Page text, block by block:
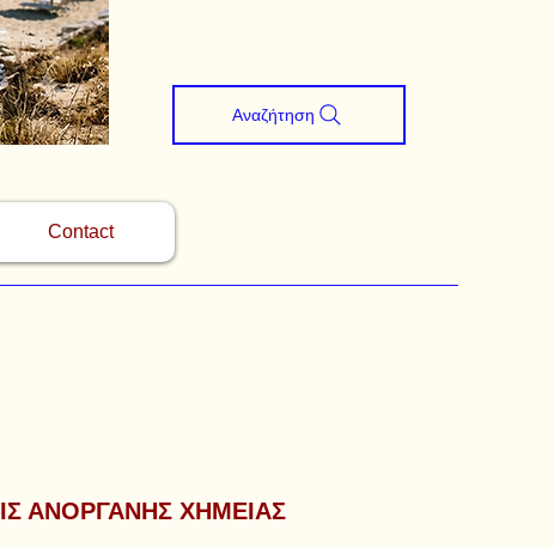
Contact
Αναζήτηση
ΑΝΟΡΓΑΝΗΣ ΧΗΜΕΙΑΣ